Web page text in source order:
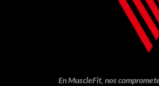
En MuscleFit, nos